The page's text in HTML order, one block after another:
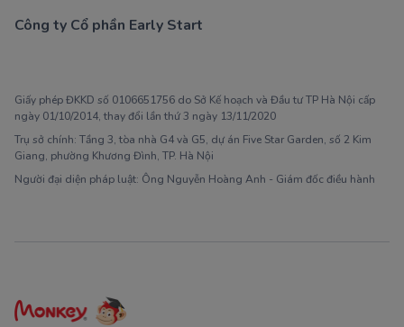
Công ty Cổ phần Early Start
Giấy phép ĐKKD số 0106651756 do Sở Kế hoạch và Đầu tư TP Hà Nội cấp
ngày 01/10/2014, thay đổi lần thứ 3 ngày 13/11/2020
Trụ sở chính: Tầng 3, tòa nhà G4 và G5, dự án Five Star Garden, số 2 Kim
Giang, phường Khương Đình, TP. Hà Nội
Người đại diện pháp luật: Ông Nguyễn Hoàng Anh - Giám đốc điều hành